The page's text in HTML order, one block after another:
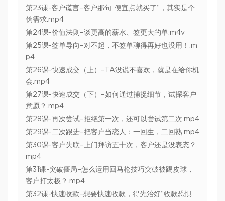
第23课-客户谎言–客户那句”便宜点就买了“，其实是个
伪需求.mp4
第24课-价值法则–谈更高的薪水、签更大的单.m4v
第25课-签单导向–对不起，不签单聊得再好也没用！.m
p4
第26课-快速成交（上）–TA没说不喜欢，就是在给你机
会.mp4
第27课-快速成交（下）–如何通过捕捉细节，试探客户
意愿？.mp4
第28课-再次尝试–拒绝第一次，还可以尝试第二次.mp4
第29课-二次跟进–把客户当恋人：一回生，二回熟.mp4
第30课-客户失联–上门拜访五十次，客户还是没表态？.
mp4
第31课-突破僵局–怎么运用回马枪技巧突破被踢皮球，
客户打太极？.mp4
第32课-快速收款–想要快速收款，得先治好“收款恐惧